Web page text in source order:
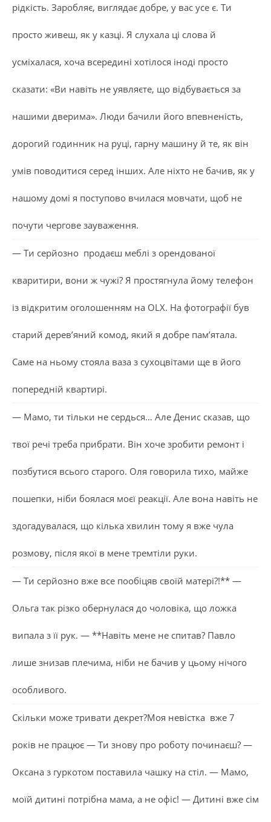
рідкість. Заробляє, виглядає добре, у вас усе є. Ти
просто живеш, як у казці. Я слухала ці слова й
усміхалася, хоча всередині хотілося іноді просто
сказати: «Ви навіть не уявляєте, що відбувається за
нашими дверима». Люди бачили його впевненість,
дорогий годинник на руці, гарну машину й те, як він
умів поводитися серед інших. Але ніхто не бачив, як у
нашому домі я поступово вчилася мовчати, щоб не
почути чергове зауваження.
— Ти серйозно продаєш меблі з орендованої
кваритири, вони ж чужі? Я простягнула йому телефон
із відкритим оголошенням на OLX. На фотографії був
старий дерев’яний комод, який я добре пам’ятала.
Саме на ньому стояла ваза з сухоцвітами ще в його
попередній квартирі.
— Мамо, ти тільки не сердься… Але Денис сказав, що
твої речі треба прибрати. Він хоче зробити ремонт і
позбутися всього старого. Оля говорила тихо, майже
пошепки, ніби боялася моєї реакції. Але вона навіть не
здогадувалася, що кілька хвилин тому я вже чула
розмову, після якої в мене тремтіли руки.
— Ти серйозно вже все пообіцяв своїй матері?!** —
Ольга так різко обернулася до чоловіка, що ложка
випала з її рук. — **Навіть мене не спитав? Павло
лише знизав плечима, ніби не бачив у цьому нічого
особливого.
Скільки може тривати декрет?Моя невістка вже 7
років не працює — Ти знову про роботу починаєш? —
Оксана з гуркотом поставила чашку на стіл. — Мамо,
моїй дитині потрібна мама, а не офіс! — Дитині вже сім